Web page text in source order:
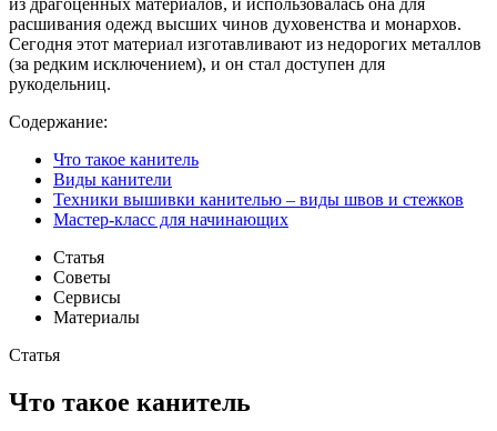
расшивания одежд высших чинов духовенства и монархов.
Сегодня этот материал изготавливают из недорогих металлов
(за редким исключением), и он стал доступен для
рукодельниц.
Содержание:
Что такое канитель
Виды канители
Техники вышивки канителью – виды швов и стежков
Мастер-класс для начинающих
Статья
Советы
Сервисы
Материалы
Статья
Что такое канитель